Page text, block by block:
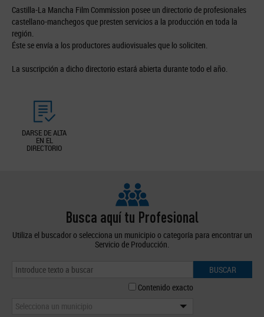
Castilla-La Mancha Film Commission posee un directorio de profesionales
castellano-manchegos que presten servicios a la producción en toda la
región.
Éste se envía a los productores audiovisuales que lo soliciten.
La suscripción a dicho directorio estará abierta durante todo el año.
DARSE DE ALTA
EN EL
DIRECTORIO
Busca aquí tu Profesional
Utiliza el buscador o selecciona un municipio o categoría para encontrar un
Servicio de Producción.
BUSCAR
Contenido exacto
Selecciona un municipio